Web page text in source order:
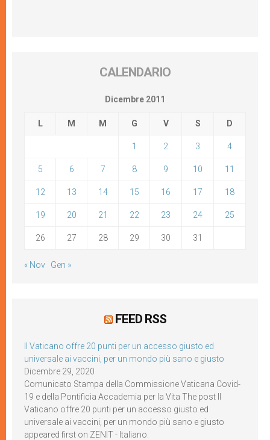
CALENDARIO
Dicembre 2011
L M M G V S D
1 2 3 4
5 6 7 8 9 10 11
12 13 14 15 16 17 18
19 20 21 22 23 24 25
26 27 28 29 30 31
« Nov Gen »
FEED RSS
Il Vaticano offre 20 punti per un accesso giusto ed
universale ai vaccini, per un mondo più sano e giusto
Dicembre 29, 2020
Comunicato Stampa della Commissione Vaticana Covid-
19 e della Pontificia Accademia per la Vita The post Il
Vaticano offre 20 punti per un accesso giusto ed
universale ai vaccini, per un mondo più sano e giusto
appeared first on ZENIT - Italiano.